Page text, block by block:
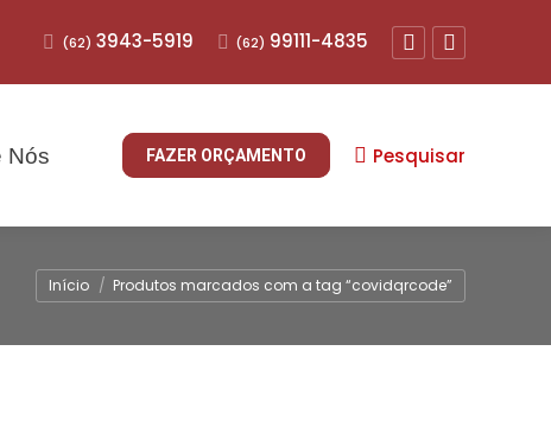
(62) 3943-5919 (62) 99111-4835
FacebookInstagram
Nós FAZER ORÇAMENTO Buscar
Pesquisar
Início Produtos marcados com a tag “covidqrcode”